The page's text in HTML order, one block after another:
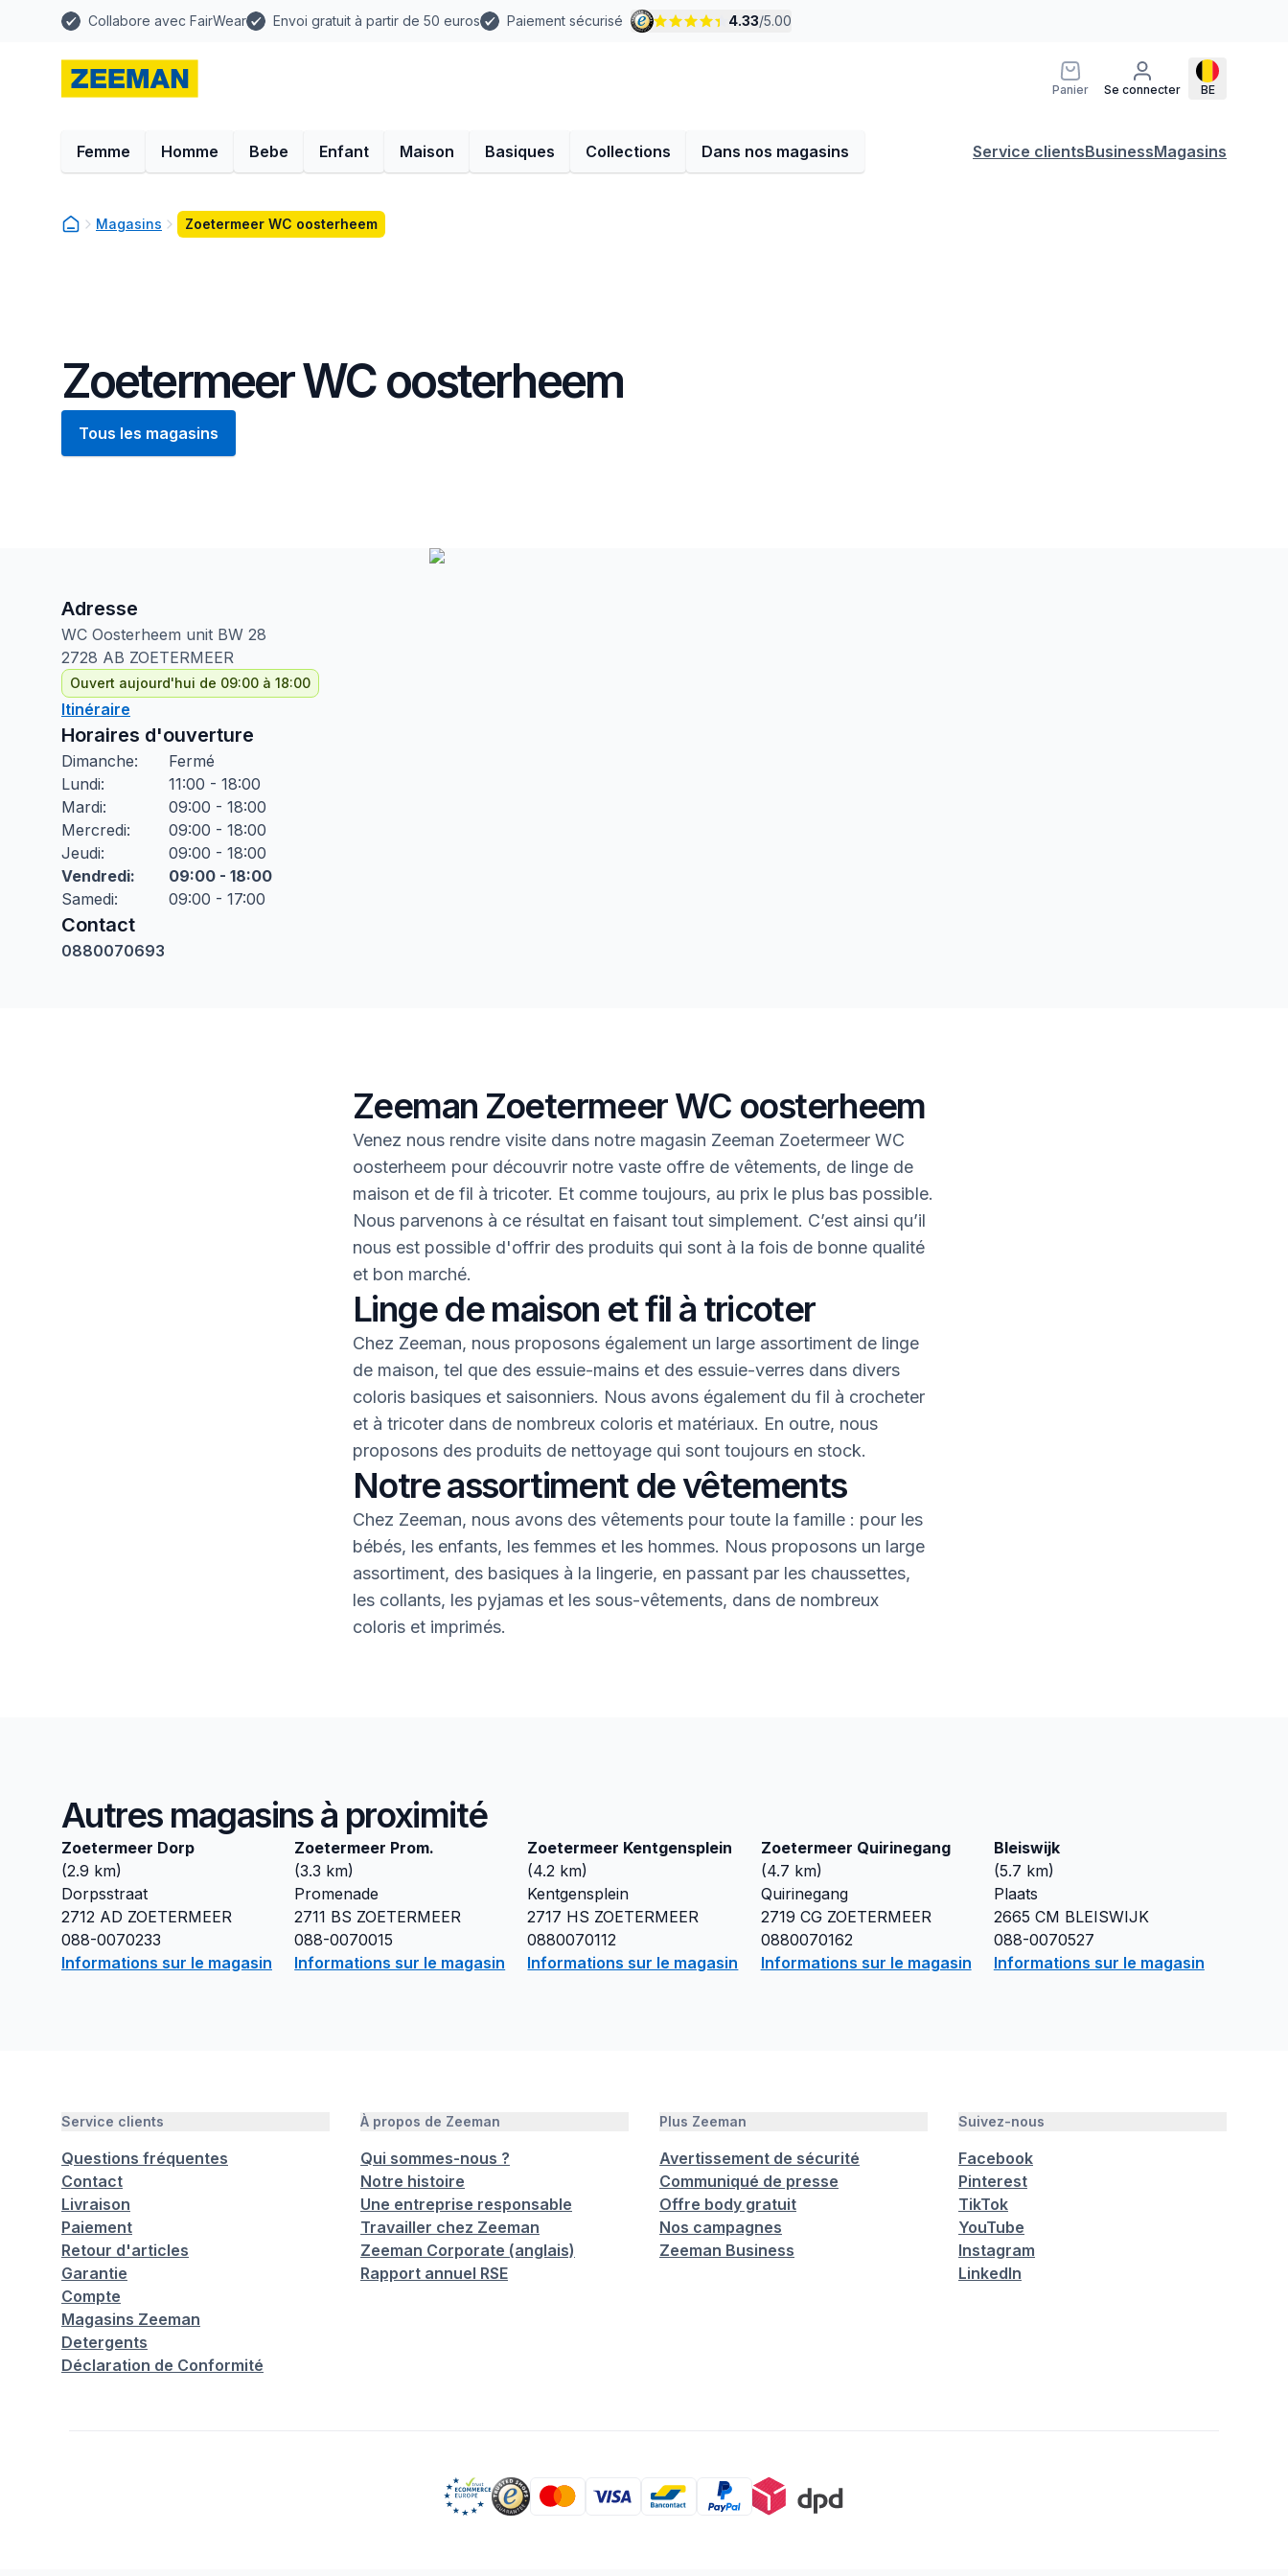
Collabore avec FairWear Envoi gratuit à partir de 50 euros Paiement sécurisé 4.33/5.00
Panier Se connecter BE
Femme Homme Bebe Enfant Maison Basiques Collections Dans nos magasins Service clientsBusinessMagasins
Magasins Zoetermeer WC oosterheem
Zoetermeer WC oosterheem
Tous les magasins
Adresse
WC Oosterheem unit BW 28
2728 AB ZOETERMEER
Ouvert aujourd'hui de 09:00 à 18:00
Itinéraire
Horaires d'ouverture
Dimanche:
Fermé
Lundi:
11:00 - 18:00
Mardi:
09:00 - 18:00
Mercredi:
09:00 - 18:00
Jeudi:
09:00 - 18:00
Vendredi:
09:00 - 18:00
Samedi: 09:00 - 17:00
Contact
0880070693
Zeeman Zoetermeer WC oosterheem
Venez nous rendre visite dans notre magasin Zeeman Zoetermeer WC
oosterheem pour découvrir notre vaste offre de vêtements, de linge de
maison et de fil à tricoter. Et comme toujours, au prix le plus bas possible.
Nous parvenons à ce résultat en faisant tout simplement. C’est ainsi qu’il
nous est possible d'offrir des produits qui sont à la fois de bonne qualité
et bon marché.
Linge de maison et fil à tricoter
Chez Zeeman, nous proposons également un large assortiment de linge
de maison, tel que des essuie-mains et des essuie-verres dans divers
coloris basiques et saisonniers. Nous avons également du fil à crocheter
et à tricoter dans de nombreux coloris et matériaux. En outre, nous
proposons des produits de nettoyage qui sont toujours en stock.
Notre assortiment de vêtements
Chez Zeeman, nous avons des vêtements pour toute la famille : pour les
bébés, les enfants, les femmes et les hommes. Nous proposons un large
assortiment, des basiques à la lingerie, en passant par les chaussettes,
les collants, les pyjamas et les sous-vêtements, dans de nombreux
coloris et imprimés.
Autres magasins à proximité
Zoetermeer Dorp
(2.9 km)
Dorpsstraat
2712 AD ZOETERMEER
088-0070233
Informations sur le magasin
Zoetermeer Prom.
(3.3 km)
Promenade
2711 BS ZOETERMEER
088-0070015
Informations sur le magasin
Zoetermeer Kentgensplein
(4.2 km)
Kentgensplein
2717 HS ZOETERMEER
0880070112
Informations sur le magasin
Zoetermeer Quirinegang
(4.7 km)
Quirinegang
2719 CG ZOETERMEER
0880070162
Informations sur le magasin
Bleiswijk
(5.7 km)
Plaats
2665 CM BLEISWIJK
088-0070527
Informations sur le magasin
Service clients
Questions fréquentes
Contact
Livraison
Paiement
Retour d'articles
Garantie
Compte
Magasins Zeeman
Detergents
Déclaration de Conformité
À propos de Zeeman
Qui sommes-nous ?
Notre histoire
Une entreprise responsable
Travailler chez Zeeman
Zeeman Corporate (anglais)
Rapport annuel RSE
Plus Zeeman
Avertissement de sécurité
Communiqué de presse
Offre body gratuit
Nos campagnes
Zeeman Business
Suivez-nous
Facebook
Pinterest
TikTok
YouTube
Instagram
LinkedIn